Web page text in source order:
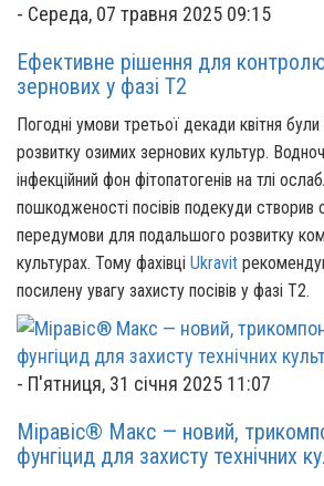
- Середа, 07 травня 2025 09:15
Ефективне рішення для
зернових у фазі Т2
Погодні умови третьої декади квітня
розвитку озимих зернових культур.
інфекційний фон фітопатогенів на тлі
пошкодженості посівів подекуди створив
передумови для подальшого розвитку
культурах. Тому фахівці Ukravit
посилену увагу захисту посівів у фазі Т2.
- П'ятниця, 31 січня 2025 11:07
Міравіс® Макс — новий,
фунгіцид для захисту технічних